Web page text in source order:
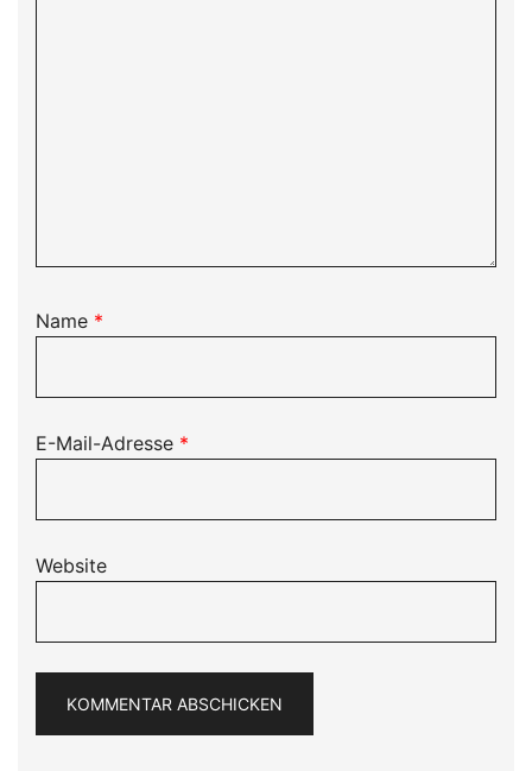
Name *
E-Mail-Adresse *
Website